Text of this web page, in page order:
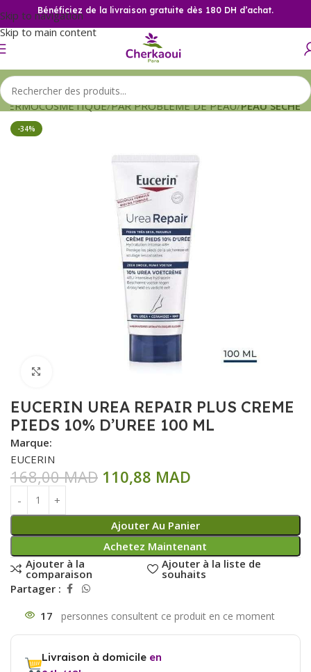
Skip to navigation
Skip to main content
Bénéficiez de la livraison gratuite dès 180 DH d’achat.
DERMOCOSMETIQUE PAR PROBLEME DE PEAU PEAU SECHE
-34%
EUCERIN UREA REPAIR PLUS CREME
PIEDS 10% D’UREE 100 ML
Marque:
EUCERIN
168,00MAD 110,88 MAD
Ajouter Au Panier
Achetez Maintenant
Ajouter à la
comparaison
Ajouter à la liste de
souhaits
Partager :
17
Livraison à domicile en